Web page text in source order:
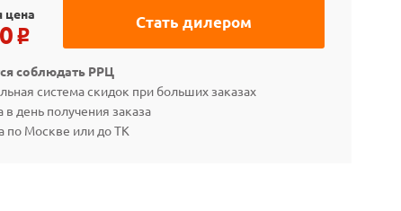
Стать дилером
цена
o
соблюдать РРЦ
система скидок при больших заказах
в день получения заказа
по Москве или до ТК